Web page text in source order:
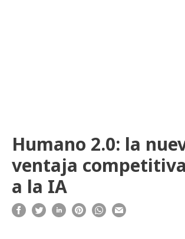
Humano 2.0: la
ventaja
a la IA